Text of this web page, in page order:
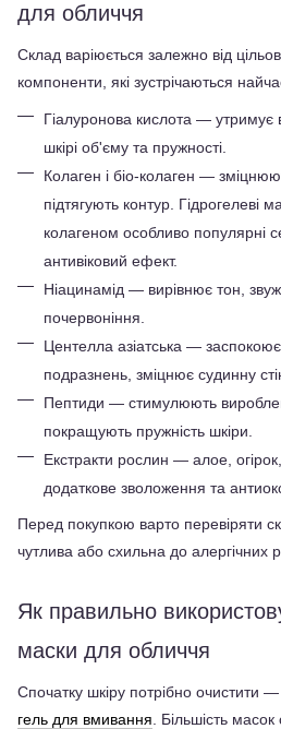
для обличчя
Склад варіюється залежно від
компоненти, які зустрічаються
Гіалуронова кислота — утримує
шкірі об'єму та пружності.
Колаген і біо-колаген —
підтягують контур. Гідрогелеві
колагеном особливо популярні
антивіковий ефект.
Ніацинамід — вирівнює тон,
почервоніння.
Центелла азіатська —
подразнень, зміцнює судинну
Пептиди — стимулюють
покращують пружність шкіри.
Екстракти рослин — алое,
додаткове зволоження та
Перед покупкою варто перевіряти
чутлива або схильна до алергічних
Як правильно
маски для обличчя
гель для вмивання . Більшість